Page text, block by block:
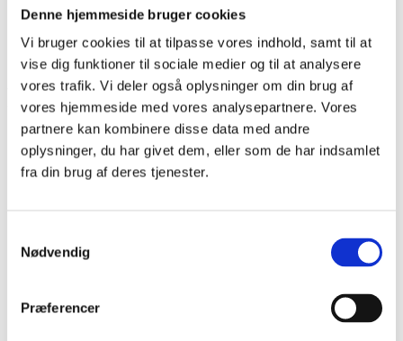
Denne hjemmeside bruger cookies
Vi bruger cookies til at tilpasse vores indhold, samt til at
vise dig funktioner til sociale medier og til at analysere
vores trafik. Vi deler også oplysninger om din brug af
vores hjemmeside med vores analysepartnere. Vores
partnere kan kombinere disse data med andre
oplysninger, du har givet dem, eller som de har indsamlet
fra din brug af deres tjenester.
Nødvendig
Præferencer
Rapport
Sortering
Standard
Standard
Custom
Average rating
Product ID